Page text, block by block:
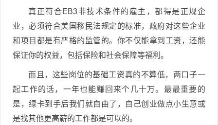
真正符合EB3非技术条件的雇主，都得是正规企
业，必须符合美国移民法规定的标准，政府对这些企业
和项目都是有严格的监管的。你不仅能拿到工资，还能
保证你的权益，包括保险和社会保障等福利。
而且，这些岗位的基础工资真的不算低，两口子一
起工作的话，一年也能赚回来个几十万。最最重要的
是，绿卡到手后我们就自由了，自己创业做点小生意或
是找其他更高薪的工作都是可以的。